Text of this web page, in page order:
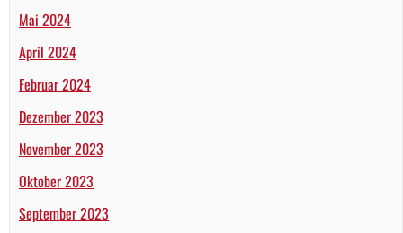
Mai 2024
April 2024
Februar 2024
Dezember 2023
November 2023
Oktober 2023
September 2023